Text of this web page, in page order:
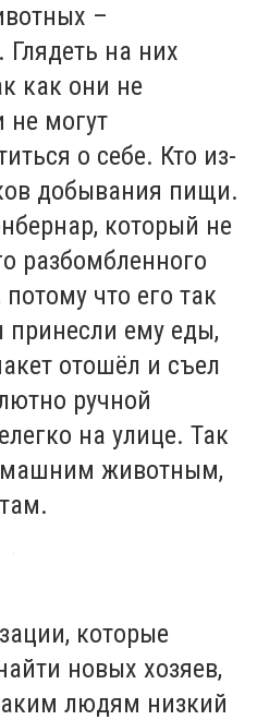
–
на них
как они не
могут
о себе. Кто из-
добывания пищи.
который не
разбомбленного
что его так
ему еды,
отошёл и съел
ручной
на улице. Так
животным,
которые
новых хозяев,
людям низкий